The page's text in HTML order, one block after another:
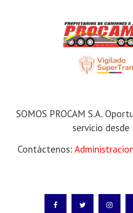
SOMOS PROCAM S.A.
servicio desde
Contáctenos: